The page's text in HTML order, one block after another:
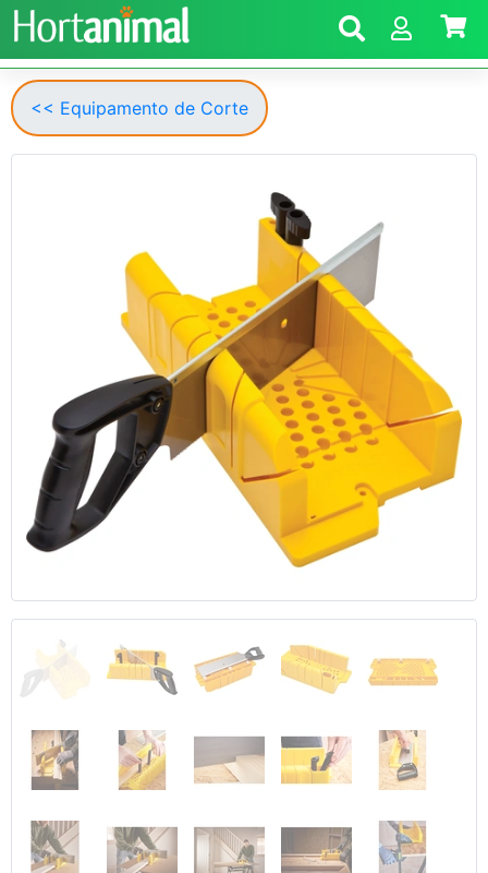
<< Equipamento de Corte